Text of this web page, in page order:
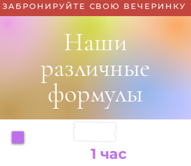
ЗАБРОНИРУЙТЕ СВОЮ ВЕЧЕРИНКУ
Наши
различные
формулы
1 час